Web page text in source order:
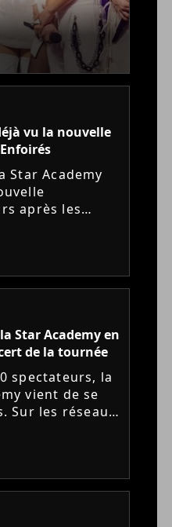
vu la nouvelle
Star Academy
après les
Goldman,
Star Academy en
de la tournée
spectateurs, la
vient de se
Sur les réseaux
un dernier